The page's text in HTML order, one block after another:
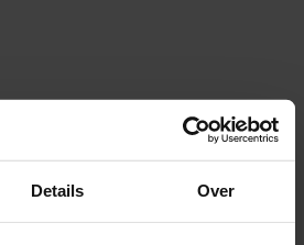
Details Over